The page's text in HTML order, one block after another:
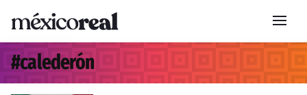
#calederón